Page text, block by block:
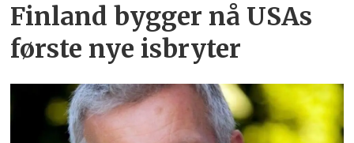
Finland bygger nå USAs
første nye isbryter